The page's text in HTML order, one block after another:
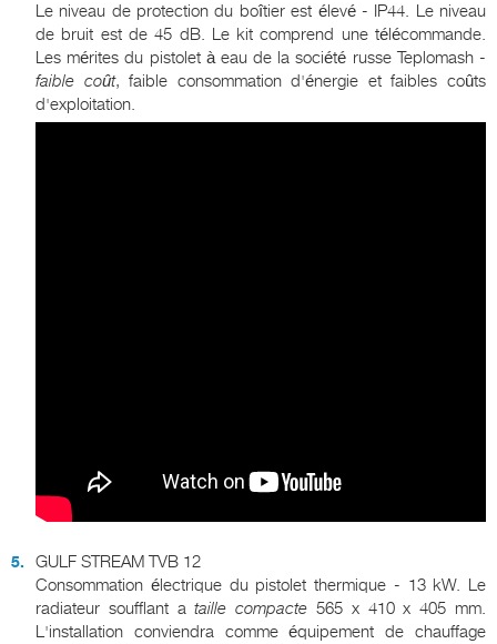
Le niveau de protection du boîtier est élevé - IP44. Le niveau
de bruit est de 45 dB. Le kit comprend une télécommande.
Les mérites du pistolet à eau de la société russe Teplomash -
faible coût, faible consommation d'énergie et faibles coûts
d'exploitation.
GULF STREAM TVB 12
Consommation électrique du pistolet thermique - 13 kW. Le
radiateur soufflant ataille compacte 565 x 410 x 405 mm.
L'installation conviendra comme équipement de chauffage